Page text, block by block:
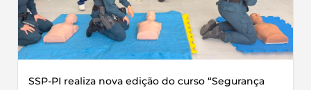
SSP-PI realiza nova edição do curso “Segurança